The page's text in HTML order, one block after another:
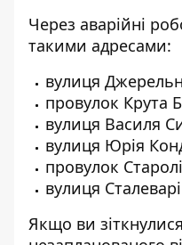
Через аварійні
такими адресами:
вулиця
провулок Крута
вулиця Василя
вулиця Юрія
провулок
вулиця
Якщо ви